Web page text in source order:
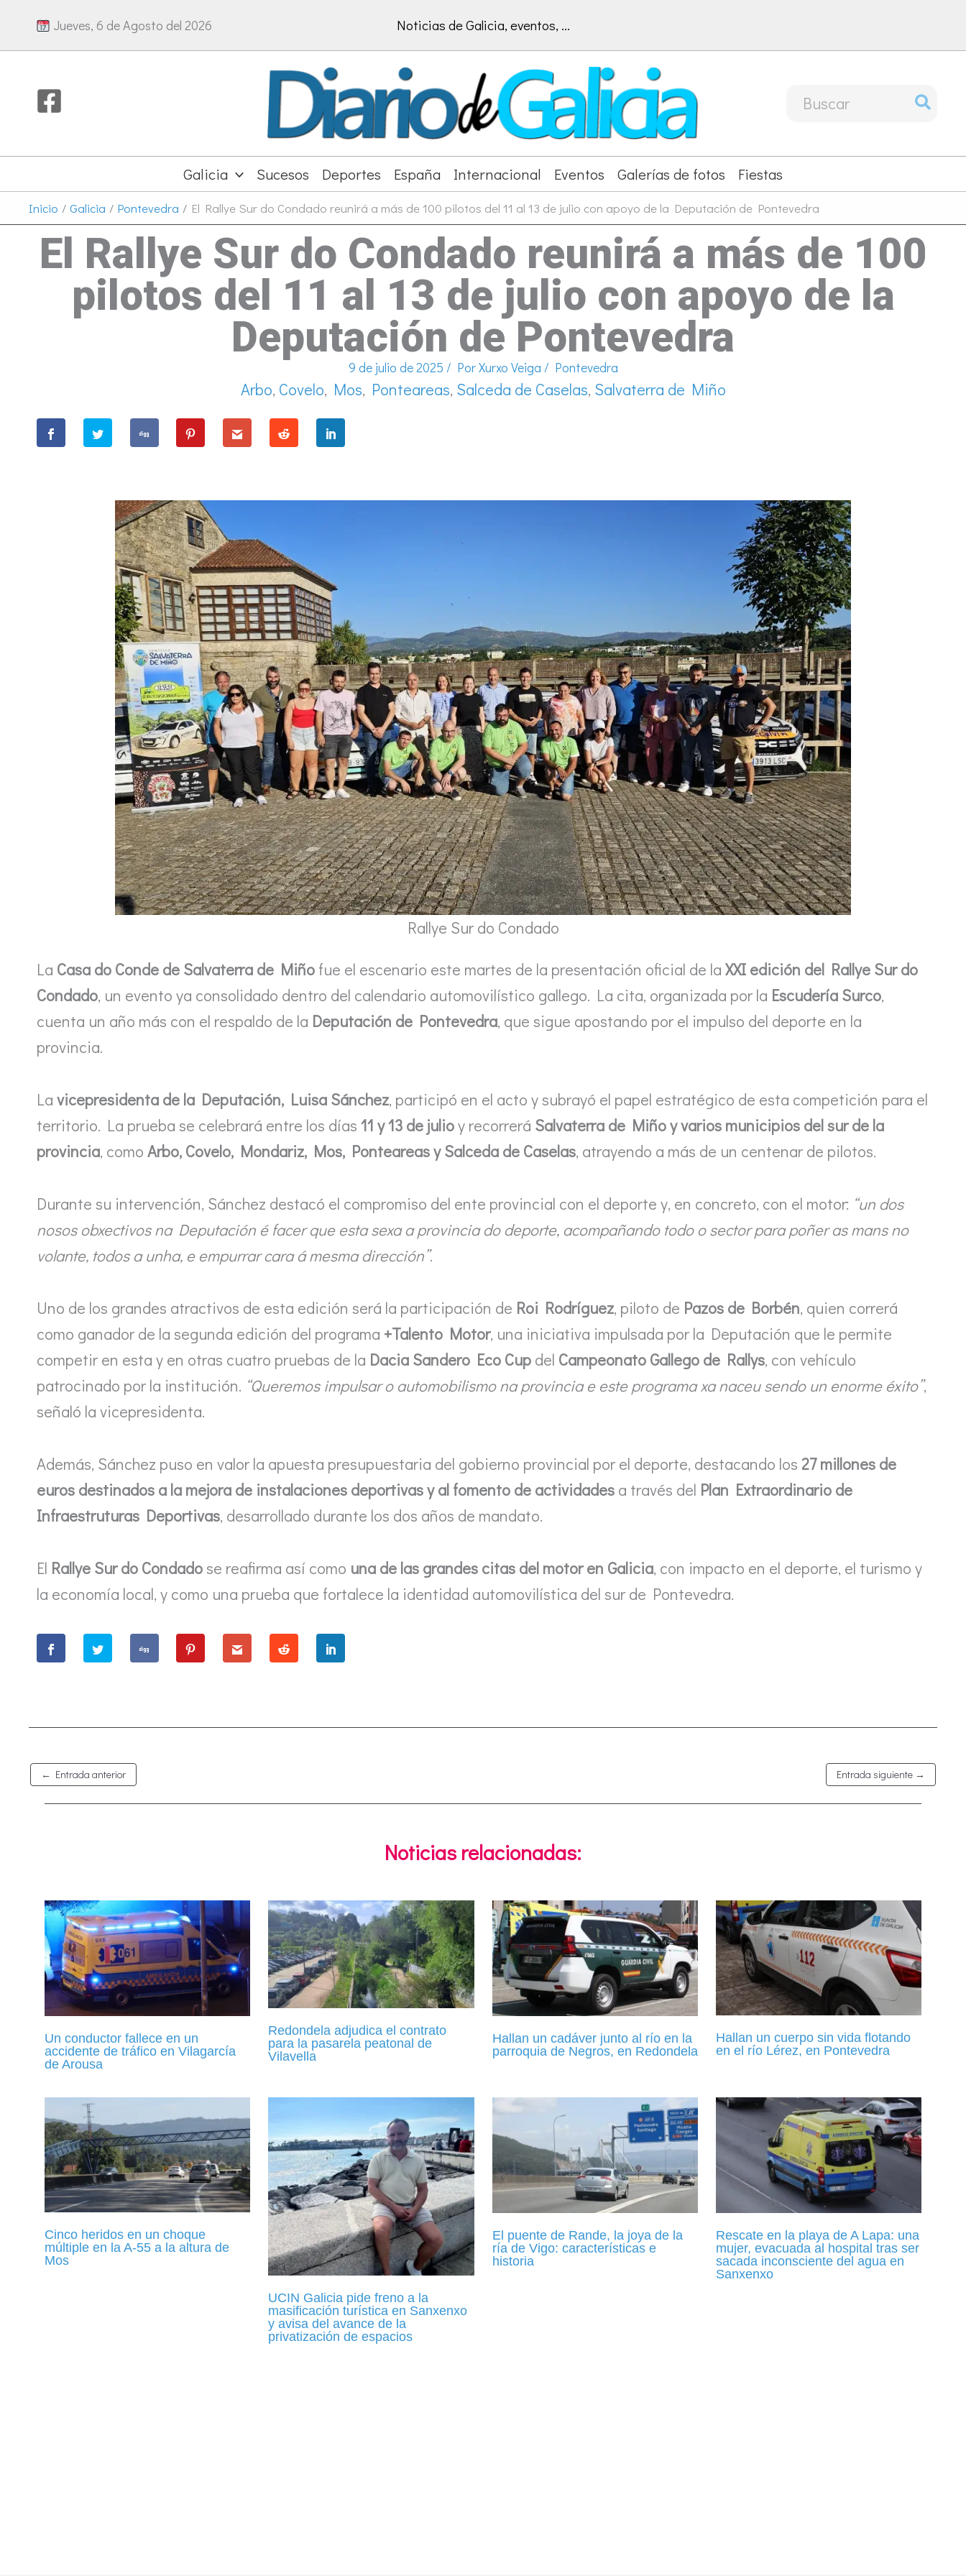
Jueves, 6 de Agosto del 2026 Noticias de Galicia, eventos, ...
Buscar
por:
Galicia Sucesos Deportes España Internacional Eventos Galerías de fotos Fiestas
Inicio Galicia Pontevedra El Rallye Sur do Condado reunirá a más de 100 pilotos del 11 al 13 de julio con apoyo de la Deputación de Pontevedra
El Rallye Sur do Condado reunirá a más de 100
pilotos del 11 al 13 de julio con apoyo de la
Deputación de Pontevedra
9 de julio de 2025 / PorXurxo Veiga / Pontevedra
Arbo, Covelo, Mos, Ponteareas, Salceda de Caselas, Salvaterra de Miño
Rallye Sur do Condado
La Casa do Conde de Salvaterra de Miño fue el escenario este martes de la presentación oficial de la XXI edición del Rallye Sur do
Condado, un evento ya consolidado dentro del calendario automovilístico gallego. La cita, organizada por la Escudería Surco,
cuenta un año más con el respaldo de la Deputación de Pontevedra, que sigue apostando por el impulso del deporte en la
provincia.
La vicepresidenta de la Deputación, Luisa Sánchez, participó en el acto y subrayó el papel estratégico de esta competición para el
territorio. La prueba se celebrará entre los días 11 y 13 de julioy recorrerá Salvaterra de Miño y varios municipios del sur de la
provincia, como Arbo, Covelo, Mondariz, Mos, Ponteareas y Salceda de Caselas, atrayendo a más de un centenar de pilotos.
Durante su intervención, Sánchez destacó el compromiso del ente provincial con el deporte y, en concreto, con el motor: “un dos
nosos obxectivos na Deputación é facer que esta sexa a provincia do deporte, acompañando todo o sector para poñer as mans no
volante, todos a unha, e empurrar cara á mesma dirección”.
Uno de los grandes atractivos de esta edición será la participación de Roi Rodríguez, piloto de Pazos de Borbén, quien correrá
como ganador de la segunda edición del programa +Talento Motor, una iniciativa impulsada por la Deputación que le permite
competir en esta y en otras cuatro pruebas de la Dacia Sandero Eco Cup del Campeonato Gallego de Rallys, con vehículo
patrocinado por la institución. “Queremos impulsar o automobilismo na provincia e este programa xa naceu sendo un enorme éxito”,
señaló la vicepresidenta.
Además, Sánchez puso en valor la apuesta presupuestaria del gobierno provincial por el deporte, destacando los 27 millones de
euros destinados a la mejora de instalaciones deportivas y al fomento de actividades a través del Plan Extraordinario de
Infraestruturas Deportivas, desarrollado durante los dos años de mandato.
El Rallye Sur do Condadose reafirma así como una de las grandes citas del motor en Galicia, con impacto en el deporte, el turismo y
la economía local, y como una prueba que fortalece la identidad automovilística del sur de Pontevedra.
← Entrada anterior Entrada siguiente →
Noticias relacionadas:
Un conductor fallece en un
accidente de tráfico en Vilagarcía
de Arousa
Redondela adjudica el contrato
para la pasarela peatonal de
Vilavella
Hallan un cadáver junto al río en la
parroquia de Negros, en Redondela
Hallan un cuerpo sin vida flotando
en el río Lérez, en Pontevedra
Cinco heridos en un choque
múltiple en la A-55 a la altura de
Mos
UCIN Galicia pide freno a la
masificación turística en Sanxenxo
y avisa del avance de la
privatización de espacios
El puente de Rande, la joya de la
ría de Vigo: características e
historia
Rescate en la playa de A Lapa: una
mujer, evacuada al hospital tras ser
sacada inconsciente del agua en
Sanxenxo